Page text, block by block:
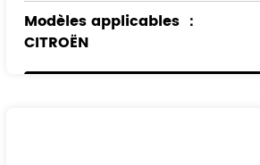
Modèles applicables ：
CITROËN